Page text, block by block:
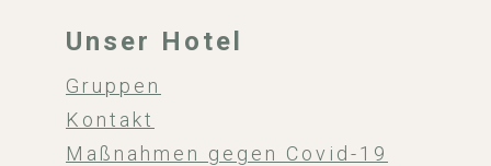
Unser Hotel
Gruppen
Kontakt
Maßnahmen gegen Covid-19